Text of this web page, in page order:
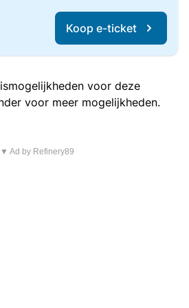
Koop e-ticket
voor deze
voor meer mogelijkheden.
▼ Ad by Refinery89